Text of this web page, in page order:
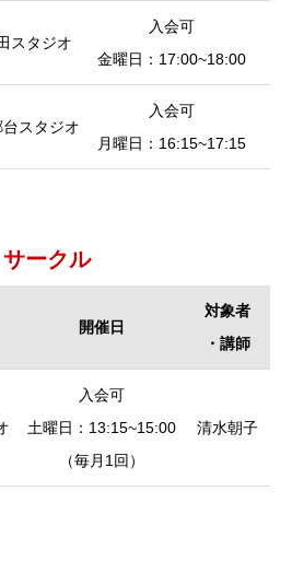
スタジオ
入会可
金曜日：17:00~18:00
スタジオ
入会可
月曜日：16:15~17:15
サークル
開催日
対象者
・講師
開催日
・講師
入会可
土曜日：13:15~15:00
（毎月1回）
清水朝子